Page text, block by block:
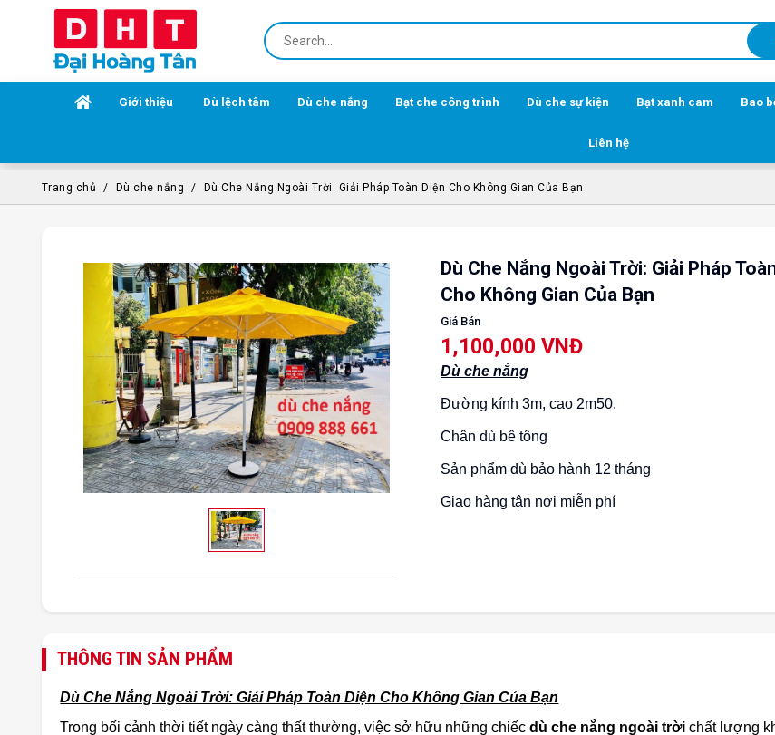
Giới thiệu Dù lệch tâm Dù che nắng Bạt che công trình Dù che sự kiện Bạt xanh cam Bao
Liên hệ
Trang chủ Dù che nắng Dù Che Nắng Ngoài Trời: Giải Pháp Toàn Diện Cho Không Gian Của Bạn
Dù Che Nắng Ngoài Trời: Giải Pháp
Cho Không Gian Của Bạn
Giá Bán
1,100,000 VNĐ
Dù che nắng
Đường kính 3m, cao 2m50.
Chân dù bê tông
Sản phẩm dù bảo hành 12 tháng
Giao hàng tận nơi miễn phí
THÔNG TIN SẢN PHẨM
Dù Che Nắng Ngoài Trời: Giải Pháp Toàn Diện Cho Không Gian Của Bạn
Trong bối cảnh thời tiết ngày càng thất thường, việc sở hữu những chiếcdù che nắng ngoài trời chất lượng